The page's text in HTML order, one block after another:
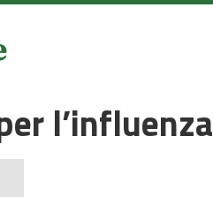
l’influenza